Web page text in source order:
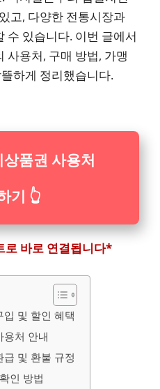
고, 다양한 전통시장과
수 있습니다. 이번 글에서
사용처, 구매 방법, 가맹
하게 정리했습니다.
품권 사용처
기 👆
로 바로 연결됩니다*
및 할인 혜택
처 안내
및 환불 규정
인 방법